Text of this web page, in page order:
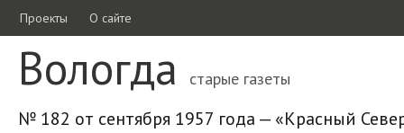
Проекты О сайте
Вологда старые газеты
№ 182 от сентября 1957 года — «Красный